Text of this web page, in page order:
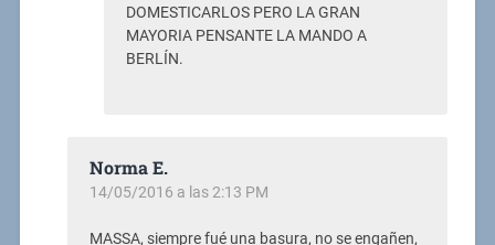
DOMESTICARLOS PERO LA GRAN
MAYORIA PENSANTE LA MANDO A
BERLÍN.
Norma E.
14/05/2016 a las 2:13 PM
MASSA, siempre fué una basura, no se engañen,